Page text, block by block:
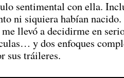
sentimental con ella.
ni siquiera habían
llevó a decidirme en
y dos enfoques
sus tráileres.